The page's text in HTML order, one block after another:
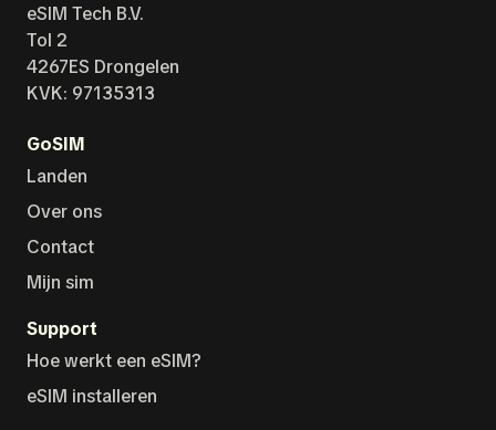
eSIM Tech B.V.
Tol 2
4267ES Drongelen
KVK: 97135313
GoSIM
Landen
Over ons
Contact
Mijn sim
Support
Hoe werkt een eSIM?
eSIM installeren